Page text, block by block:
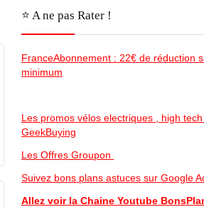
⭐️ A ne pas Rater !
FranceAbonnement : 22€ de réduction
minimum
Les promos vélos electriques , high
GeekBuying
Les Offres Groupon
Suivez bons plans astuces sur Google
Allez voir la Chaine Youtube